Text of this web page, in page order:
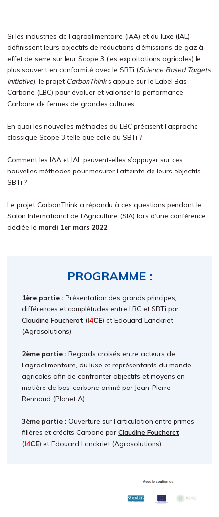
Si les industries de l’agroalimentaire (IAA) et du luxe (IAL)
définissent leurs objectifs de réductions d’émissions de gaz à
effet de serre sur leur Scope 3 (les exploitations agricoles) le
plus souvent en conformité avec le SBTi (Science Based Targets
initiative), le projet CarbonThinks’appuie sur le Label Bas-
Carbone (LBC) pour évaluer et valoriser la performance
Carbone de fermes de grandes cultures.
En quoi les nouvelles méthodes du LBC précisent l’approche
classique Scope 3 telle que celle du SBTi ?
Comment les IAA et IAL peuvent-elles s’appuyer sur ces
nouvelles méthodes pour mesurer l’atteinte de leurs objectifs
SBTi ?
Le projet CarbonThink a répondu à ces questions pendant le
Salon International de l’Agriculture (SIA) lors d’une conférence
dédiée le mardi 1er mars 2022.
PROGRAMME :
1ère partie : Présentation des grands principes,
différences et complétudes entre LBC et SBTi par
Claudine Foucherot (I4CE) et Edouard Lanckriet
(Agrosolutions)
2ème partie : Regards croisés entre acteurs de
l’agroalimentaire, du luxe et représentants du monde
agricoles afin de confronter objectifs et moyens en
matière de bas-carbone animé par Jean-Pierre
Rennaud (Planet A)
3ème partie : Ouverture sur l’articulation entre primes
filières et crédits Carbone par Claudine Foucherot
(I4CE) et Edouard Lanckriet (Agrosolutions)